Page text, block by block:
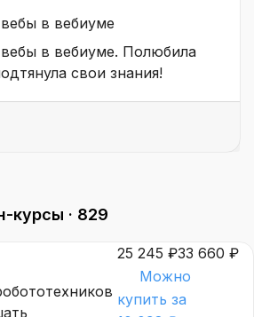
в вебиуме
в вебиуме. Полюбила
свои знания!
курсы · 829
25 245 ₽33 660 ₽
Можно
купить за